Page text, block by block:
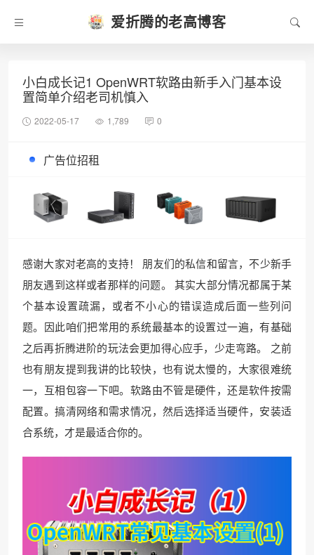
爱折腾的老高博客
小白成长记1 OpenWRT软路由新手入门基本设
置简单介绍老司机慎入
2022-05-17 1,789 0
广告位招租
感谢大家对老高的支持！ 朋友们的私信和留言，不少新手
朋友遇到这样或者那样的问题。 其实大部分情况都属于某
个基本设置疏漏，或者不小心的错误造成后面一些列问
题。因此咱们把常用的系统最基本的设置过一遍，有基础
之后再折腾进阶的玩法会更加得心应手，少走弯路。 之前
也有朋友提到我讲的比较快，也有说太慢的，大家很难统
一，互相包容一下吧。软路由不管是硬件，还是软件按需
配置。搞清网络和需求情况，然后选择适当硬件，安装适
合系统，才是最适合你的。